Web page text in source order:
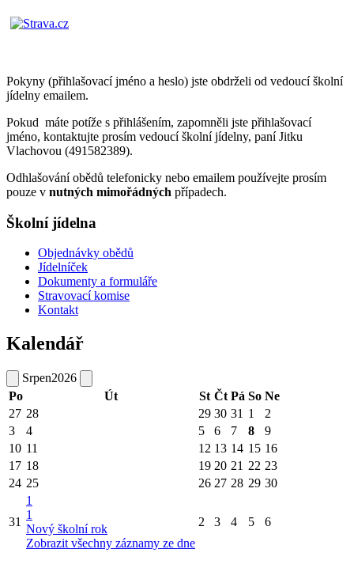
Pokyny (přihlašovací jméno a heslo) jste obdrželi od vedoucí školní
jídelny emailem.
Pokud máte potíže s přihlášením, zapomněli jste přihlašovací
jméno, kontaktujte prosím vedoucí školní jídelny, paní Jitku
Vlachovou (491582389).
Odhlašování obědů telefonicky nebo emailem používejte prosím
pouze v nutných mimořádných případech.
Školní jídelna
Objednávky obědů
Jídelníček
Dokumenty a formuláře
Stravovací komise
Kontakt
Kalendář
Srpen2026
Po
Út St Čt Pá So Ne
27 28 29 30 31 1
2
3
4 5 6 7 8
9
10 11 12 13 14 15 16
17 18 19 20 21 22 23
24 25 26 27 28 29 30
31
1
1
Nový školní rok
Zobrazit všechny záznamy ze dne
2 3 4 5 6